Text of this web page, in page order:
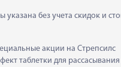
указана без учета скидок и
акции на Стрепсилс
таблетки для